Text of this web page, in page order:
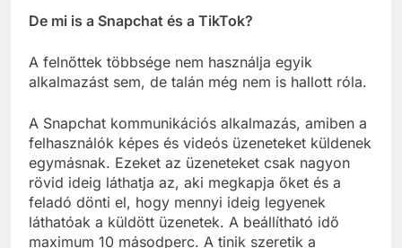
De mi is a Snapchat és a TikTok?
A felnőttek többsége nem használja egyik
alkalmazást sem, de talán még nem is hallott róla.
A Snapchat kommunikációs alkalmazás, amiben a
felhasználók képes és videós üzeneteket küldenek
egymásnak. Ezeket az üzeneteket csak nagyon
rövid ideig láthatja az, aki megkapja őket és a
feladó dönti el, hogy mennyi ideig legyenek
láthatóak a küldött üzenetek. A beállítható idő
maximum 10 másodperc. A tinik szeretik a